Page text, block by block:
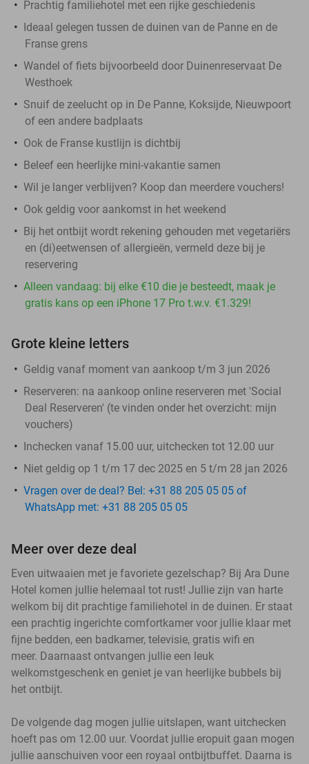
Prachtig familiehotel met een rijke geschiedenis
Ideaal gelegen tussen de duinen van de Panne en de
Franse grens
Wandel of fiets bijvoorbeeld door Duinenreservaat De
Westhoek
Snuif de zeelucht op in De Panne, Koksijde, Nieuwpoort
of een andere badplaats
Ook de Franse kustlijn is dichtbij
Beleef een heerlijke mini-vakantie samen
Wil je langer verblijven? Koop dan meerdere vouchers!
Ook geldig voor aankomst in het weekend
Bij het ontbijt wordt rekening gehouden met vegetariërs
en (di)eetwensen of allergieën, vermeld deze bij je
reservering
Alleen vandaag: bij elke €10 die je besteedt, maak je
gratis kans op een iPhone 17 Pro t.w.v. €1.329!
Grote kleine letters
Geldig vanaf moment van aankoop t/m 3 jun 2026
Reserveren: na aankoop online reserveren met 'Social
Deal Reserveren' (te vinden onder het overzicht: mijn
vouchers)
Inchecken vanaf 15.00 uur, uitchecken tot 12.00 uur
Niet geldig op 1 t/m 17 dec 2025 en 5 t/m 28 jan 2026
Vragen over de deal? Bel: +31 88 205 05 05 of
WhatsApp met: +31 88 205 05 05
Meer over deze deal
Even uitwaaien met je favoriete gezelschap? Bij Ara Dune
Hotel komen jullie helemaal tot rust! Jullie zijn van harte
welkom bij dit prachtige familiehotel in de duinen. Er staat
een prachtig ingerichte comfortkamer voor jullie klaar met
fijne bedden, een badkamer, televisie, gratis wifi en
meer. Daarnaast ontvangen jullie een leuk
welkomstgeschenk en geniet je van heerlijke bubbels bij
het ontbijt.
De volgende dag mogen jullie uitslapen, want uitchecken
hoeft pas om 12.00 uur. Voordat jullie eropuit gaan mogen
jullie aanschuiven voor een royaal ontbijtbuffet. Daarna is